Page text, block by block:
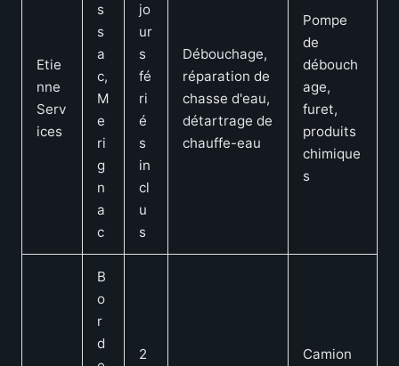
Etie
nne
Serv
ices
s
s
a
c,
M
e
ri
g
n
a
c
jo
ur
s
fé
ri
é
s
in
cl
u
s
Débouchage,
réparation de
chasse d'eau,
détartrage de
chauffe-eau
Pompe
de
débouch
age,
furet,
produits
chimique
s
B
o
r
d
2
Camion